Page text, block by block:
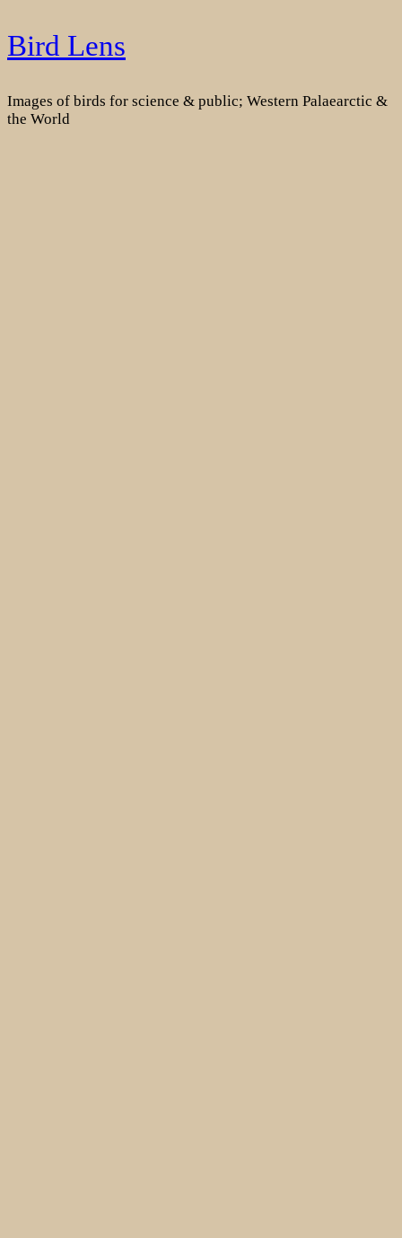
Skip
to
Bird Lens
Images of birds for science & public; Western Palaearctic &
the World